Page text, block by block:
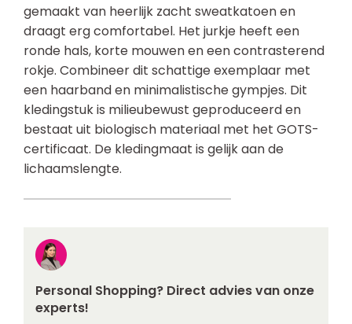
gemaakt van heerlijk zacht sweatkatoen en
draagt erg comfortabel. Het jurkje heeft een
ronde hals, korte mouwen en een contrasterend
rokje. Combineer dit schattige exemplaar met
een haarband en minimalistische gympjes. Dit
kledingstuk is milieubewust geproduceerd en
bestaat uit biologisch materiaal met het GOTS-
certificaat. De kledingmaat is gelijk aan de
lichaamslengte.
Personal Shopping? Direct advies van onze
experts!